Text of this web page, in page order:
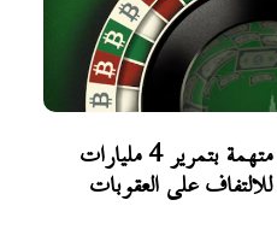
شبكة مقامرة مرتبطة بإيران متهمة بتمرير 4 مليارات
على العقوبات